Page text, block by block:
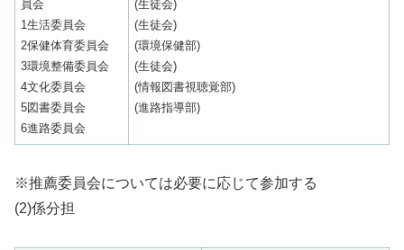
員会
1生活委員会
2保健体育委員会
3環境整備委員会
4文化委員会
5図書委員会
6進路委員会
(生徒会)
(生徒会)
(環境保健部)
(生徒会)
(情報図書視聴覚部)
(進路指導部)
※推薦委員会については必要に応じて参加する
(2)係分担